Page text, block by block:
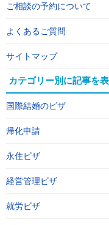
ご相談の予約について
よくあるご質問
サイトマップ
カテゴリー別に記事を
国際結婚のビザ
帰化申請
永住ビザ
経営管理ビザ
就労ビザ